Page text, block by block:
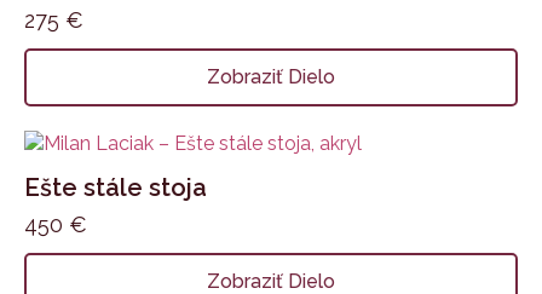
275 €
Zobraziť Dielo
Ešte stále stoja
450 €
Zobraziť Dielo